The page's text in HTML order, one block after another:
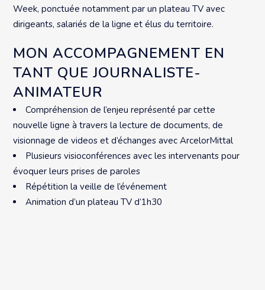
Week, ponctuée notamment par un plateau TV avec
dirigeants, salariés de la ligne et élus du territoire.
MON ACCOMPAGNEMENT EN
TANT QUE JOURNALISTE-
ANIMATEUR
Compréhension de l’enjeu représenté par cette
nouvelle ligne à travers la lecture de documents, de
visionnage de videos et d’échanges avec ArcelorMittal
Plusieurs visioconférences avec les intervenants pour
évoquer leurs prises de paroles
Répétition la veille de l’événement
Animation d’un plateau TV d’1h30